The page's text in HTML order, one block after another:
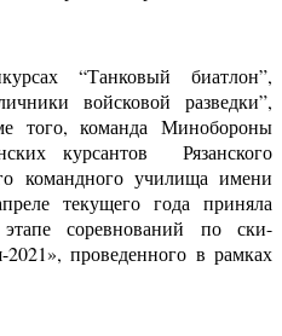
“Танковый биатлон”,
войсковой разведки”,
того, команда Минобороны
курсантов Рязанского
командного училища имени
текущего года приняла
соревнований по ски-
проведенного в рамках